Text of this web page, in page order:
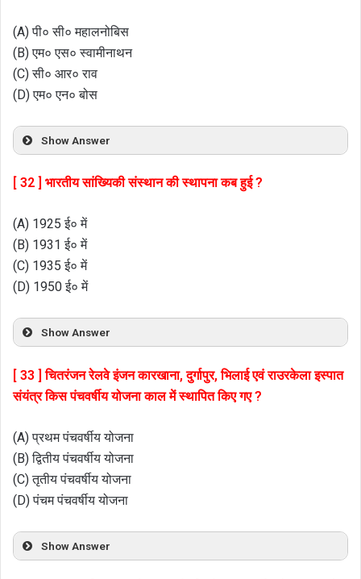
(A) पी० सी० महालनोबिस
(B) एम० एस० स्वामीनाथन
(C) सी० आर० राव
(D) एम० एन० बोस
Show Answer
[ 32 ] भारतीय सांख्यिकी संस्थान की स्थापना कब हुई ?
(A) 1925 ई० में
(B) 1931 ई० में
(C) 1935 ई० में
(D) 1950 ई० में
Show Answer
[ 33 ] चितरंजन रेलवे इंजन कारखाना, दुर्गापुर, भिलाई एवं राउरकेला इस्पात
संयंत्र किस पंचवर्षीय योजना काल में स्थापित किए गए ?
(A) प्रथम पंचवर्षीय योजना
(B) द्वितीय पंचवर्षीय योजना
(C) तृतीय पंचवर्षीय योजना
(D) पंचम पंचवर्षीय योजना
Show Answer